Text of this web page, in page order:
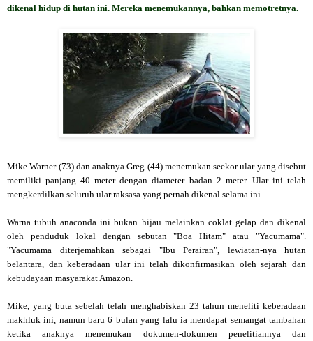
dikenal hidup di hutan ini. Mereka menemukannya, bahkan memotretnya.
Mike Warner (73) dan anaknya Greg (44) menemukan seekor ular yang disebut
memiliki panjang 40 meter dengan diameter badan 2 meter. Ular ini telah
mengkerdilkan seluruh ular raksasa yang pernah dikenal selama ini.
Warna tubuh anaconda ini bukan hijau melainkan coklat gelap dan dikenal
oleh penduduk lokal dengan sebutan "Boa Hitam" atau "Yacumama".
"Yacumama diterjemahkan sebagai "Ibu Perairan", lewiatan-nya hutan
belantara, dan keberadaan ular ini telah dikonfirmasikan oleh sejarah dan
kebudayaan masyarakat Amazon.
Mike, yang buta sebelah telah menghabiskan 23 tahun meneliti keberadaan
makhluk ini, namun baru 6 bulan yang lalu ia mendapat semangat tambahan
ketika anaknya menemukan dokumen-dokumen penelitiannya dan